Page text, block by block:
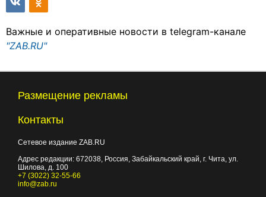
Важные и оперативные новости в telegram-канале
"ZAB.RU"
Размещение рекламы
Контакты
Сетевое издание ZAB.RU
Адрес редакции: 672038 , Россия, Забайкальский край, г. Чита ул.
Шилова, д. 100
+7 (3022) 32-55-66
info@zab.ru